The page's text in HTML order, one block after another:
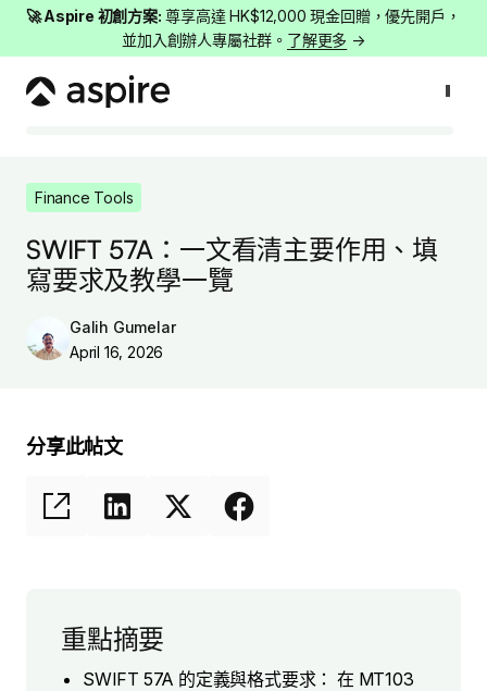
🚀 Aspire 初創方案: 尊享高達 HK$12,000 現金回贈，優先開戶，
並加入創辦人專屬社群。 了解更多 →
Finance Tools SWIFT 57A：一文看清主要作用、填寫要求及教學一覽
Finance Tools
SWIFT 57A：一文看清主要作用、填
寫要求及教學一覽
Galih Gumelar
April 16, 2026
分享此帖文
重點摘要
SWIFT 57A 的定義與格式要求： 在 MT103